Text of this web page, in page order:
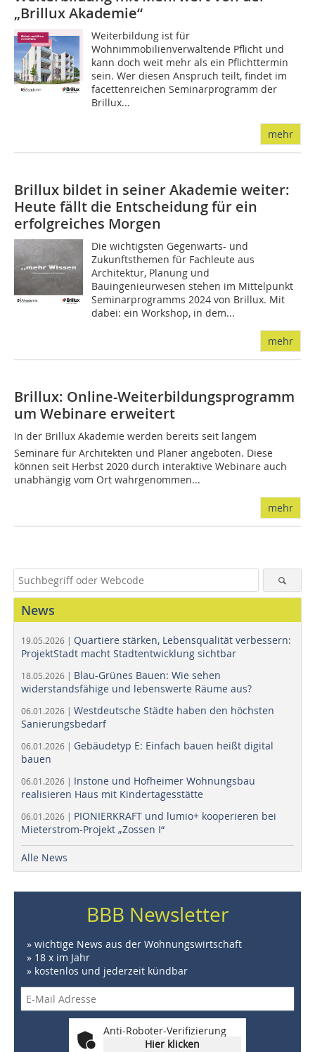
„Brillux Akademie“
Weiterbildung ist für
Wohnimmobilienverwaltende Pflicht und
kann doch weit mehr als ein Pflichttermin
sein. Wer diesen Anspruch teilt, findet im
facettenreichen Seminarprogramm der
Brillux...
mehr
Brillux bildet in seiner Akademie weiter:
Heute fällt die Entscheidung für ein
erfolgreiches Morgen
Die wichtigsten Gegenwarts- und
Zukunftsthemen für Fachleute aus
Architektur, Planung und
Bauingenieurwesen stehen im Mittelpunkt
Seminarprogramms 2024 von Brillux. Mit
dabei: ein Workshop, in dem...
mehr
Brillux: Online-Weiterbildungsprogramm
um Webinare erweitert
In der Brillux Akademie werden bereits seit langem
Seminare für Architekten und Planer angeboten. Diese
können seit Herbst 2020 durch interaktive Webinare auch
unabhängig vom Ort wahrgenommen...
mehr
News
19.05.2026 | Quartiere stärken, Lebensqualität verbessern:
ProjektStadt macht Stadtentwicklung sichtbar
18.05.2026 | Blau-Grünes Bauen: Wie sehen
widerstandsfähige und lebenswerte Räume aus?
06.01.2026 | Westdeutsche Städte haben den höchsten
Sanierungsbedarf
06.01.2026 | Gebäudetyp E: Einfach bauen heißt digital
bauen
06.01.2026 | Instone und Hofheimer Wohnungsbau
realisieren Haus mit Kindertagesstätte
06.01.2026 | PIONIERKRAFT und lumio+ kooperieren bei
Mieterstrom-Projekt „Zossen I“
Alle News
BBB Newsletter
» wichtige News aus der Wohnungswirtschaft
» 18 x im Jahr
» kostenlos und jederzeit kündbar
Anti-Roboter-Verifizierung
Hier klicken